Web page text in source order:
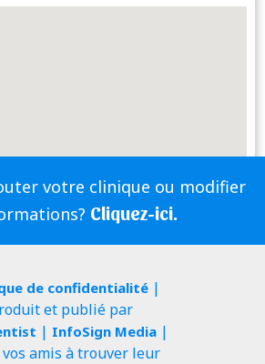
votre clinique ou modifier
Cliquez-ici.
de confidentialité|
et publié par
| InfoSign Media|
vos amis à trouver leur